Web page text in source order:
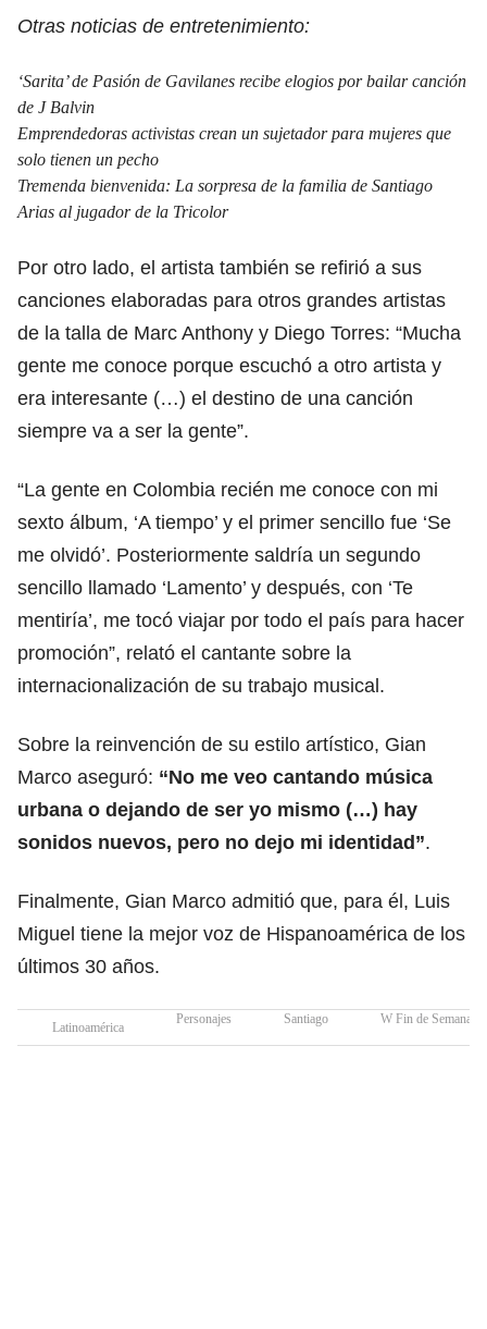
Otras noticias de entretenimiento:
‘Sarita’ de Pasión de Gavilanes recibe elogios por bailar canción
de J Balvin
Emprendedoras activistas crean un sujetador para mujeres que
solo tienen un pecho
Tremenda bienvenida: La sorpresa de la familia de Santiago
Arias al jugador de la Tricolor
Por otro lado, el artista también se refirió a sus
canciones elaboradas para otros grandes artistas
de la talla de Marc Anthony y Diego Torres: “Mucha
gente me conoce porque escuchó a otro artista y
era interesante (…) el destino de una canción
siempre va a ser la gente”.
“La gente en Colombia recién me conoce con mi
sexto álbum, ‘A tiempo’ y el primer sencillo fue ‘Se
me olvidó’. Posteriormente saldría un segundo
sencillo llamado ‘Lamento’ y después, con ‘Te
mentiría’, me tocó viajar por todo el país para hacer
promoción”, relató el cantante sobre la
internacionalización de su trabajo musical.
Sobre la reinvención de su estilo artístico, Gian
Marco aseguró: “No me veo cantando música
urbana o dejando de ser yo mismo (…) hay
sonidos nuevos, pero no dejo mi identidad”.
Finalmente, Gian Marco admitió que, para él, Luis
Miguel tiene la mejor voz de Hispanoamérica de los
últimos 30 años.
Latinoamérica
Personajes Santiago W Fin de Semana